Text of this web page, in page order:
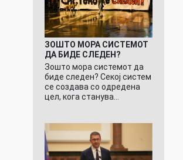
ЗОШТО МОРА СИСТЕМОТ
ДА БИДЕ СЛЕДЕН?
Зошто мора системот да
биде следен? Секој систем
се создава со одредена
цел, кога станува…